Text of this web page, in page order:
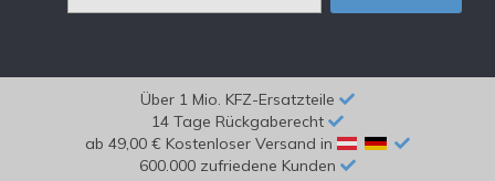
Über 1 Mio. KFZ-Ersatzteile
14 Tage Rückgaberecht
ab 49,00 € Kostenloser Versand in
600.000 zufriedene Kunden